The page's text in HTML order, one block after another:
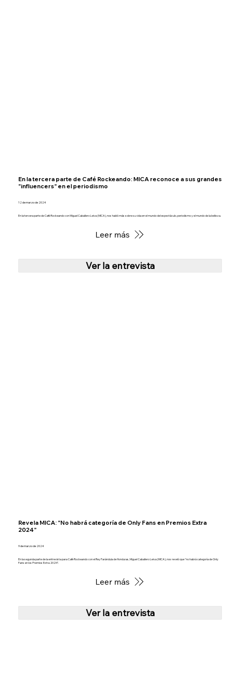
En la tercera parte de Café Rockeando: MICA reconoce a sus grandes
"influencers" en el periodismo
12 de marzo de 2024
En la tercera parte de Café Rockeando con Miguel Caballero Leiva (MICA), nos habló más sobre su vida en el mundo del espectáculo, periodismo y el mundo de la belleza.
Ver la entrevista
Leer más
Revela MICA: "No habrá categoría de Only Fans en Premios Extra
2024"
9 de marzo de 2024
En la segunda parte de la entrevista para Café Rockeando con el Rey Farándula de Honduras, Miguel Caballero Leiva (MICA), nos reveló que "no habrá categoría de Only
Fans en los Premios Extra 2024".
Ver la entrevista
Leer más